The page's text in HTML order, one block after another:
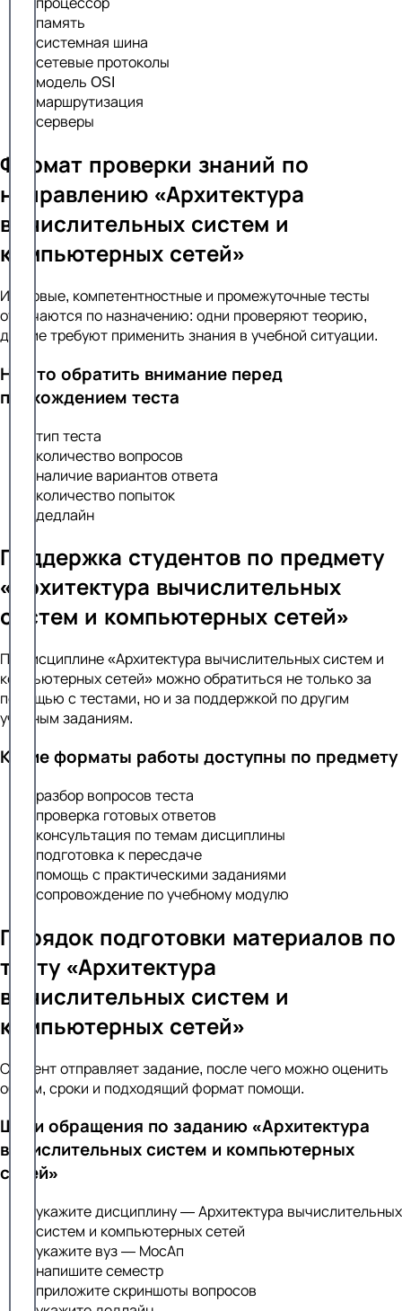
процессор
память
системная шина
сетевые протоколы
модель OSI
маршрутизация
серверы
Формат проверки знаний по
направлению «Архитектура
вычислительных систем и
компьютерных сетей»
Итоговые, компетентностные и промежуточные тесты
отличаются по назначению: одни проверяют теорию,
другие требуют применить знания в учебной ситуации.
На что обратить внимание перед
прохождением теста
тип теста
количество вопросов
наличие вариантов ответа
количество попыток
дедлайн
Поддержка студентов по предмету
«Архитектура вычислительных
систем и компьютерных сетей»
По дисциплине «Архитектура вычислительных систем и
компьютерных сетей» можно обратиться не только за
помощью с тестами, но и за поддержкой по другим
учебным заданиям.
Какие форматы работы доступны по предмету
разбор вопросов теста
проверка готовых ответов
консультация по темам дисциплины
подготовка к пересдаче
помощь с практическими заданиями
сопровождение по учебному модулю
Порядок подготовки материалов по
тесту «Архитектура
вычислительных систем и
компьютерных сетей»
Студент отправляет задание, после чего можно оценить
объём, сроки и подходящий формат помощи.
Шаги обращения по заданию «Архитектура
вычислительных систем и компьютерных
сетей»
укажите дисциплину — Архитектура вычислительных
систем и компьютерных сетей
укажите вуз — МосАп
напишите семестр
приложите скриншоты вопросов